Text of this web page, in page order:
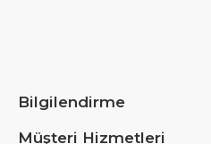
Bilgilendirme
Müşteri Hizmetleri